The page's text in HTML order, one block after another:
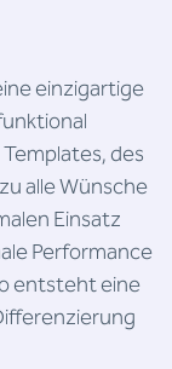
einzigartige
des
alle Wünsche
Einsatz
Performance
entsteht eine